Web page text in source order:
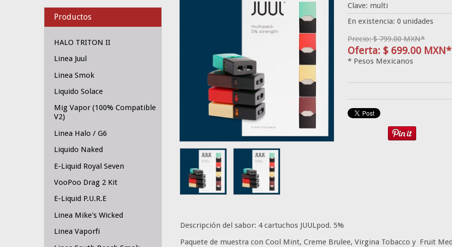
Productos
HALO TRITON II
Linea Juul
Linea Smok
Liquido Solace
Mig Vapor (100% Compatible
V2)
Linea Halo / G6
Liquido Naked
E-Liquid Royal Seven
VooPoo Drag 2 Kit
E-Liquid P.U.R.E
Linea Mike's Wicked
Linea Vaporfi
Clave: multi
En existencia: 0 unidades
Precio: $ 799.00 MXN*
Oferta: $ 699.00 MXN*
* Pesos Mexicanos
Descripción del sabor: 4 cartuchos JUULpod. 5%
Paquete de muestra con Cool Mint, Creme Brulee, Virgina Tobacco y Fruit